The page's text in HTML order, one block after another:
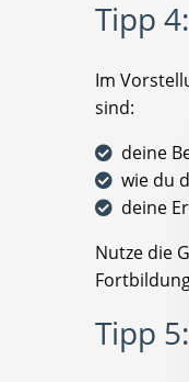
Tipp
Im
sind:
deine
wie du
deine
Nutze die
Tipp